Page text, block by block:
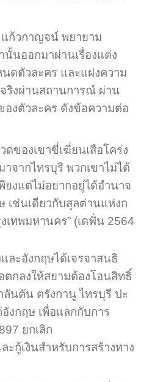
กาญจน์ พยายาม
นั้นออกมาผ่านเรื่องแต่ง
ดตัวละคร และแฝงความ
ริงผ่านสถานการณ์ ผ่าน
องตัวละคร ดังข้อความต่อ
งเขาขี่เฆี่ยนเสือโคร่ง
จากไทรบุรี พวกเขาไม่ได้
ยงแต่ไม่อยากอยู่ได้อำนาจ
เช่นเดียวกับสุลต่านแห่งก
เทพมหานคร” (เดฟั่น 2564
งกฤษได้เจรจาสนธิ
กลงให้สยามต้องโอนสิทธิ์
นตัน ตรังกานู ไทรบุรี ปะ
อังกฤษ เพื่อแลกกับการ
ยกเลิก
กู้เงินสำหรับการสร้างทาง